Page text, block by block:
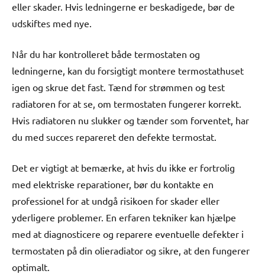
eller skader. Hvis ledningerne er beskadigede, bør de
udskiftes med nye.
Når du har kontrolleret både termostaten og
ledningerne, kan du forsigtigt montere termostathuset
igen og skrue det fast. Tænd for strømmen og test
radiatoren for at se, om termostaten fungerer korrekt.
Hvis radiatoren nu slukker og tænder som forventet, har
du med succes repareret den defekte termostat.
Det er vigtigt at bemærke, at hvis du ikke er fortrolig
med elektriske reparationer, bør du kontakte en
professionel for at undgå risikoen for skader eller
yderligere problemer. En erfaren tekniker kan hjælpe
med at diagnosticere og reparere eventuelle defekter i
termostaten på din olieradiator og sikre, at den fungerer
optimalt.